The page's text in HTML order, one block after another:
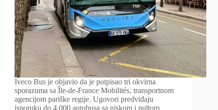
Iveco Bus je objavio da je potpisao tri okvirna
sporazuma sa Île-de-France Mobilités, transportnom
agencijom pariške regije. Ugovori predviđaju
isporuku do 4.000 autobusa sa niskom i nultom